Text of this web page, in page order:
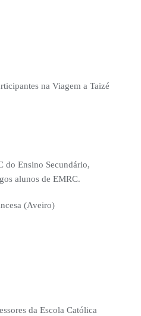
na Viagem a Taizé
do Ensino Secundário,
alunos de EMRC.
(Aveiro)
da Escola Católica